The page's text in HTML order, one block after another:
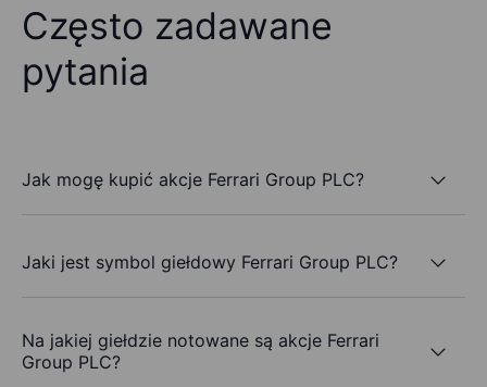
Często zadawane
pytania
Jak mogę kupić akcje Ferrari Group PLC?
Jaki jest symbol giełdowy Ferrari Group PLC?
Na jakiej giełdzie notowane są akcje Ferrari
Group PLC?